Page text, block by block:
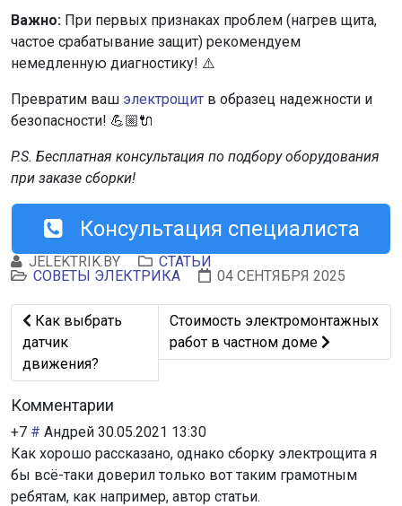
Важно: При первых признаках проблем (нагрев щита,
частое срабатывание защит) рекомендуем
немедленную диагностику! ⚠️
Превратим ваш электрощит в образец надежности и
безопасности! 💪🏼🔌
P.S. Бесплатная консультация по подбору оборудования
при заказе сборки!
Консультация специалиста
JELEKTRIK.BY
СТАТЬИ
СОВЕТЫ ЭЛЕКТРИКА
04 СЕНТЯБРЯ 2025
Предыдущий: Как выбрать датчик движения?
Как выбрать
датчик
движения?
Следующий: Стоимость
Стоимость электромонтажных
работ в частном доме
Комментарии
+7 # Андрей 30.05.2021 13:30
Как хорошо рассказано, однако сборку электрощита я
бы всё-таки доверил только вот таким грамотным
ребятам, как например, автор статьи.